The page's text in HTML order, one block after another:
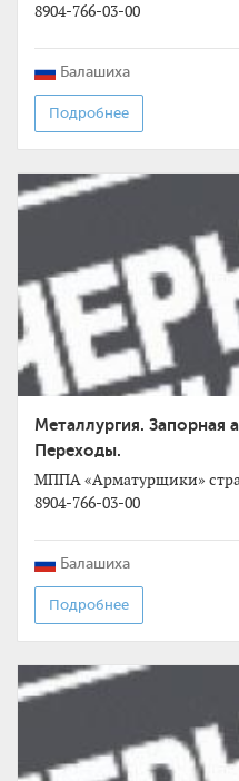
8904-766-03-00
Балашиха
Подробнее
Металлургия. Запорная
Переходы.
МППА «Арматурщики»
8904-766-03-00
Балашиха
Подробнее